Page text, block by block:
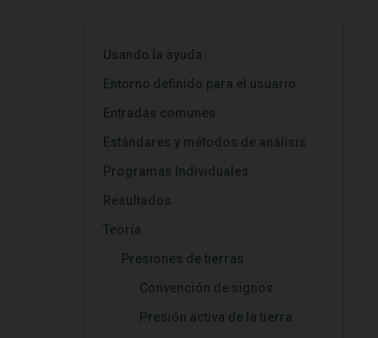
Usando la ayuda
Entorno definido para el usuario
Entradas comunes
Estándares y métodos de análisis
Programas Individuales
Resultados
Teoría
Presiones de tierras
Convención de signos
Presión activa de la tierra